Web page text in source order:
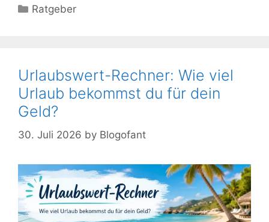
Kategorien
Ratgeber
Urlaubswert-Rechner: Wie viel
Urlaub bekommst du für dein
Geld?
30. Juli 2026 by Blogofant